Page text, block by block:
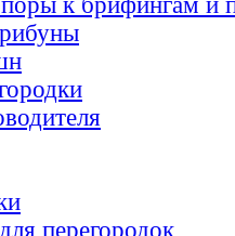
перегородок